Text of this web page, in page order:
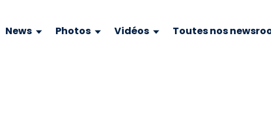
News Photos Vidéos Toutes nos